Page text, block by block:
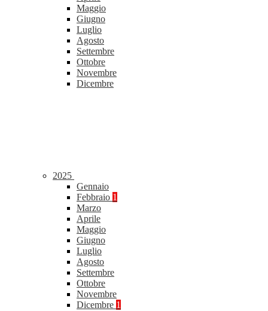
Maggio
Giugno
Luglio
Agosto
Settembre
Ottobre
Novembre
Dicembre
2025
Gennaio
Febbraio 1
Marzo
Aprile
Maggio
Giugno
Luglio
Agosto
Settembre
Ottobre
Novembre
Dicembre 1